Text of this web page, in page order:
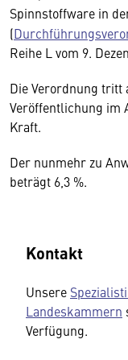
Spinnstoffware in
(
Reihe L vom 9.
Die Verordnung tritt
Veröffentlichung im
Kraft.
Der nunmehr zu
beträgt 6,3 %.
Kontakt
Unsere
Landeskammern
Verfügung.